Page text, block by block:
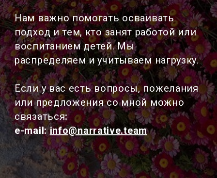
Нам важно помогать осваивать
подход и тем, кто занят работой или
воспитанием детей. Мы
распределяем и учитываем нагрузку.
Если у вас есть вопросы, пожелания
или предложения со мной можно
связаться:
e-mail:info@narrative.team